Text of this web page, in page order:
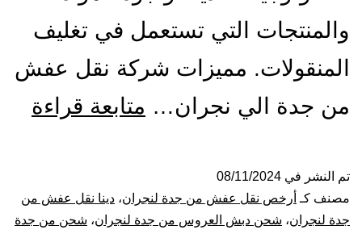
والمنتجات التي تستعمل في تغليف
المنقولات. مميزات شركة نقل عفش
من جدة الي نجران… متابعة قراءة
من
تم النشر في 08/11/2024
مصنف كـ أرخص نقل عفش من جدة لنجران، دينا نقل عفش من
جدة لنجران، شحن دبش العروس من جدة لنجران، شحن من جدة